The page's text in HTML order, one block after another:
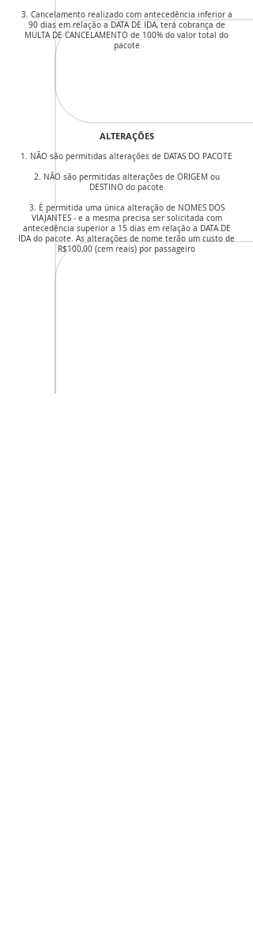
3. Cancelamento realizado com antecedência inferior a
90 dias em relação a DATA DE IDA, terá cobrança de
MULTA DE CANCELAMENTO de 100% do valor total do
pacote
1. NÃO são permitidas alterações de DATAS DO PACOTE
2. NÃO são permitidas alterações de ORIGEM ou
DESTINO do pacote
3. É permitida uma única alteração de NOMES DOS
VIAJANTES - e a mesma precisa ser solicitada com
antecedência superior a 15 dias em relação a DATA DE
IDA do pacote. As alterações de nome terão um custo de
R$100,00 (cem reais) por passageiro
ALTERAÇÕES